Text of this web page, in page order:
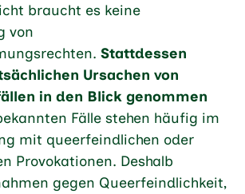
braucht es keine
von
Stattdessen
Ursachen von
in den Blick genommen
Fälle stehen häufig im
mit queerfeindlichen oder
Provokationen. Deshalb
gegen Queerfeindlichkeit,